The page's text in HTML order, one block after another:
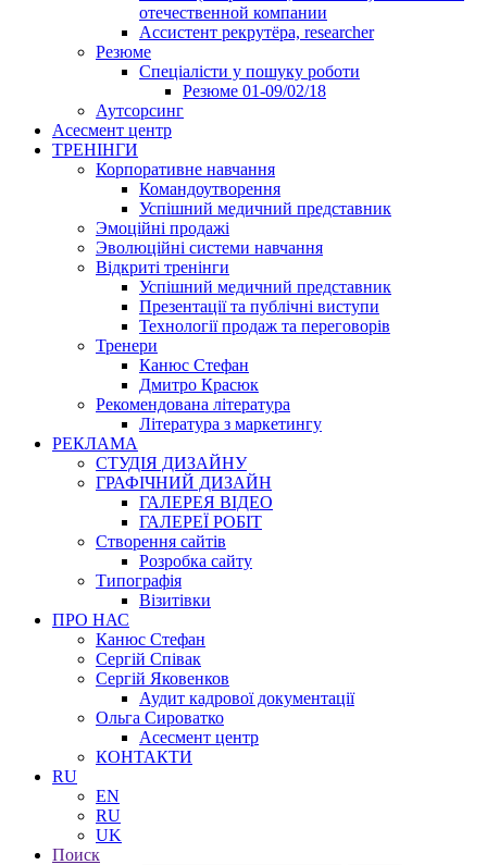
отечественной компании
Ассистент рекрутёра, researcher
Резюме
Cпеціалісти у пошуку роботи
Резюме 01-09/02/18
Аутсорсинг
Асесмент центр
ТРЕНІНГИ
Корпоративне навчання
Командоутворення
Успішний медичний представник
Эмоційні продажі
Эволюційні системи навчання
Відкриті тренінги
Успішний медичний представник
Презентації та публічні виступи
Технології продаж та переговорів
Тренери
Канюс Стефан
Дмитро Красюк
Рекомендована література
Література з маркетингу
РЕКЛАМА
СТУДІЯ ДИЗАЙНУ
ГРАФІЧНИЙ ДИЗАЙН
ГАЛЕРЕЯ ВІДЕО
ГАЛЕРЕЇ РОБІТ
Створення сайтів
Розробка сайту
Типографія
Візитівки
ПРО НАС
Канюс Стефан
Сергій Співак
Сергій Яковенков
Аудит кадрової документації
Ольга Сироватко
Асесмент центр
КОНТАКТИ
RU
EN
RU
UK
Поиск